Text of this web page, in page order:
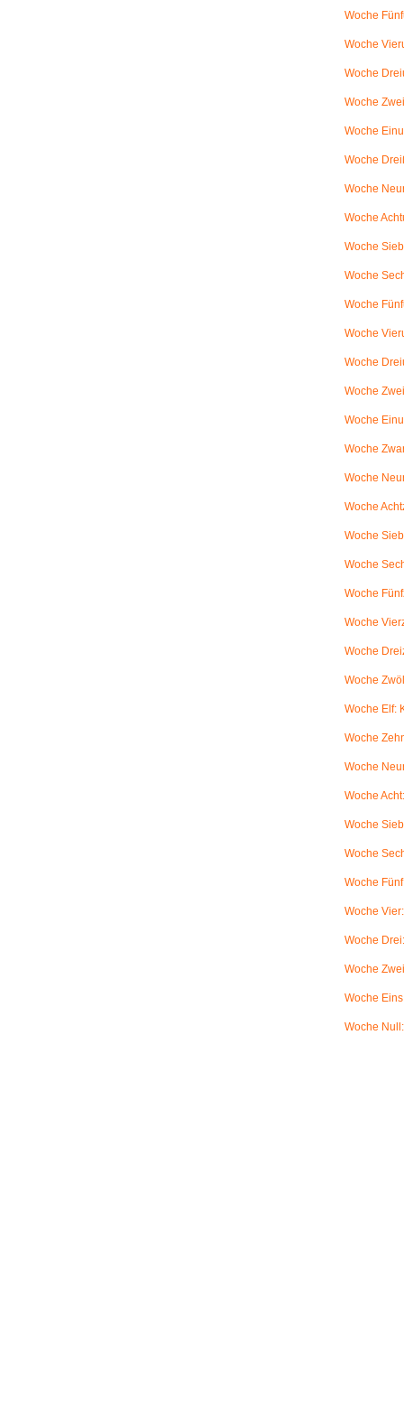
Woche
Woche
Woche
Woche
Woche
Woche
Woche
Woche
Woche
Woche
Woche
Woche
Woche
Woche
Woche
Woche
Woche
Woche
Woche
Woche
Woche
Woche
Woche
Woche
Woche Elf:
Woche
Woche
Woche
Woche
Woche
Woche
Woche
Woche
Woche
Woche
Woche